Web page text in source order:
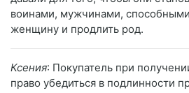
воинами, мужчинами,
женщину и продлить род.
Ксения: Покупатель при
право убедиться в подлинности